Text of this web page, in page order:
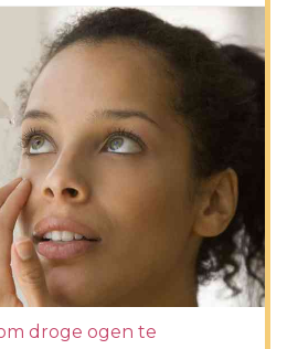
droge ogen te